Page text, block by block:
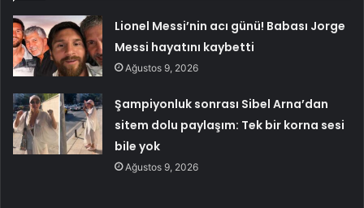
Lionel Messi’nin acı günü! Babası Jorge
Messi hayatını kaybetti
Ağustos 9, 2026
Şampiyonluk sonrası Sibel Arna’dan
sitem dolu paylaşım: Tek bir korna sesi
bile yok
Ağustos 9, 2026